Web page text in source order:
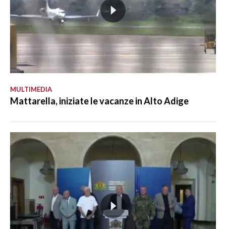
MULTIMEDIA
Mattarella, iniziate le vacanze in Alto Adige